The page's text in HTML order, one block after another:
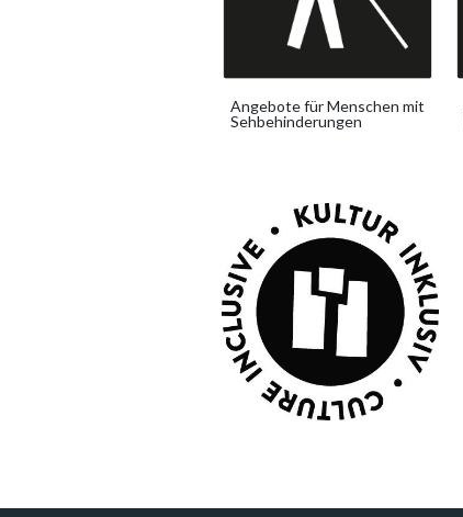
Angebote für Menschen mit
Sehbehinderungen